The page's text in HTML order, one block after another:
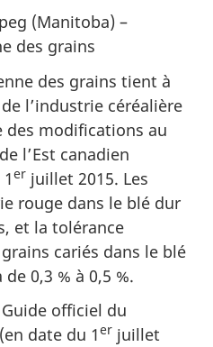
(Manitoba) –
des grains
des grains tient à
l’industrie céréalière
des modifications au
l’Est canadien
er juillet 2015. Les
rouge dans le blé dur
et la tolérance
cariés dans le blé
de 0,3 % à 0,5 %.
officiel du
date du 1er juillet